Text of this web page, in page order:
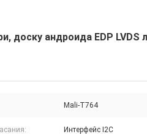
доску андроида EDP LVDS
Mali-T764
Интерфейс I2C